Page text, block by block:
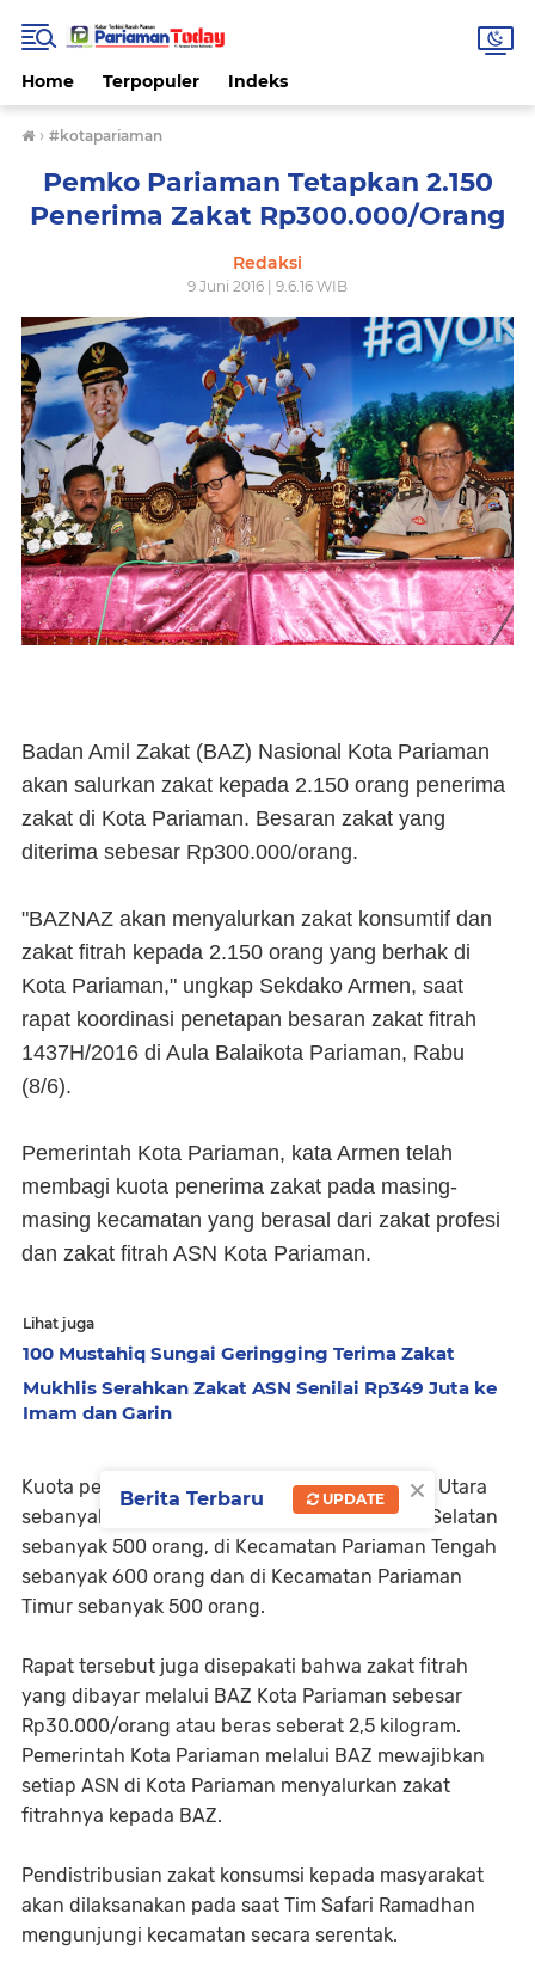
Home Terpopuler Indeks
› #kotapariaman
Pemko Pariaman Tetapkan 2.150
Penerima Zakat Rp300.000/Orang
Redaksi
9 Juni 2016 | 9.6.16 WIB
Badan Amil Zakat (BAZ) Nasional Kota Pariaman
akan salurkan zakat kepada 2.150 orang penerima
zakat di Kota Pariaman. Besaran zakat yang
diterima sebesar Rp300.000/orang.
"BAZNAZ akan menyalurkan zakat konsumtif dan
zakat fitrah kepada 2.150 orang yang berhak di
Kota Pariaman," ungkap Sekdako Armen, saat
rapat koordinasi penetapan besaran zakat fitrah
1437H/2016 di Aula Balaikota Pariaman, Rabu
(8/6).
Pemerintah Kota Pariaman, kata Armen telah
membagi kuota penerima zakat pada masing-
masing kecamatan yang berasal dari zakat profesi
dan zakat fitrah ASN Kota Pariaman.
Lihat juga
100 Mustahiq Sungai Geringging Terima Zakat
Mukhlis Serahkan Zakat ASN Senilai Rp349 Juta ke
Imam dan Garin
Kuota penerima zakat di Kecamatan Pariaman Utara
sebanyak 550 orang, di Kecamatan Pariaman Selatan
sebanyak 500 orang, di Kecamatan Pariaman Tengah
sebanyak 600 orang dan di Kecamatan Pariaman
Timur sebanyak 500 orang.
Rapat tersebut juga disepakati bahwa zakat fitrah
yang dibayar melalui BAZ Kota Pariaman sebesar
Rp30.000/orang atau beras seberat 2,5 kilogram.
Pemerintah Kota Pariaman melalui BAZ mewajibkan
setiap ASN di Kota Pariaman menyalurkan zakat
fitrahnya kepada BAZ.
Pendistribusian zakat konsumsi kepada masyarakat
akan dilaksanakan pada saat Tim Safari Ramadhan
mengunjungi kecamatan secara serentak.
×
Berita Terbaru UPDATE